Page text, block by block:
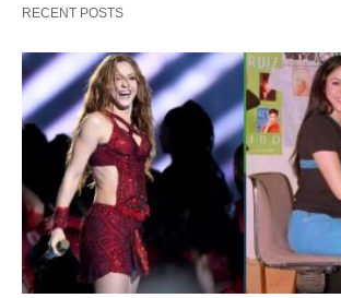
RECENT POSTS